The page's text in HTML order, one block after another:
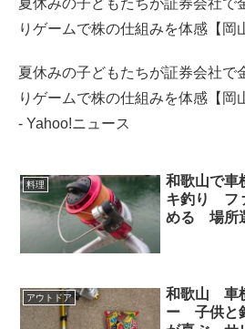
夏休みの子どもたちが証券会社で
りゲームで株の仕組みを体感【岡
夏休みの子どもたちが証券会社で
りゲームで株の仕組みを体感【岡
- Yahoo!ニュース
料理
和歌山で
キ釣り フ
める 場所
アウトドア
和歌山 車
ー 子供と